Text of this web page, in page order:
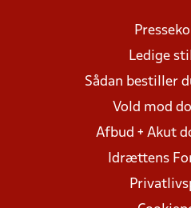
Ledige
Sådan bestiller
Vold mod
Afbud + Akut
Idrættens